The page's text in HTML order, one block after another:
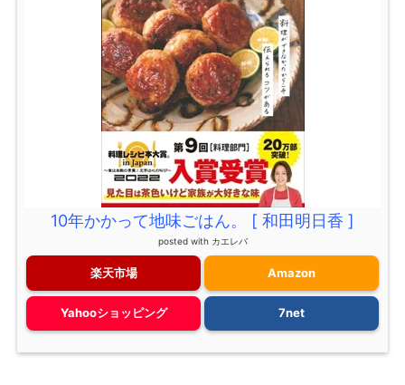
10年かかって地味ごはん。 [ 和田明日香 ]
posted with カエレバ
楽天市場 Amazon
Yahooショッピング 7net